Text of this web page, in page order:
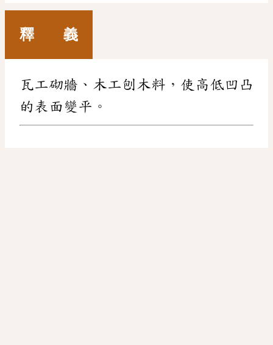
釋 義
瓦工砌牆、木工刨木料，使高低凹凸
的表面變平。